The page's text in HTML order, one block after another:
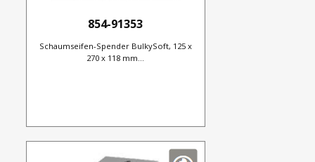
854-91353
Schaumseifen-Spender BulkySoft, 125 x
270 x 118 mm...